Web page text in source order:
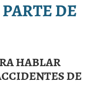
DE
HABLAR
DE